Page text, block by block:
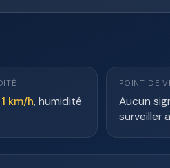
1 km/h, humidité
POINT DE
Aucun
surveiller